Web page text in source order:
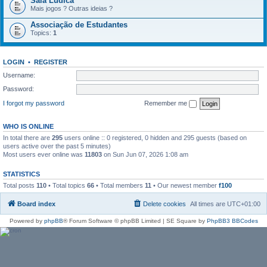
Mais jogos ? Outras ideias ?
Associação de Estudantes
Topics: 1
LOGIN • REGISTER
Username:
Password:
I forgot my password
Remember me
WHO IS ONLINE
In total there are 295 users online :: 0 registered, 0 hidden and 295 guests (based on
users active over the past 5 minutes)
Most users ever online was 11803 on Sun Jun 07, 2026 1:08 am
STATISTICS
Total posts 110 • Total topics 66 • Total members 11 • Our newest member f100
Board index All times are UTC+01:00
Delete cookies
Powered by phpBB® Forum Software © phpBB Limited | SE Square by PhpBB3 BBCodes